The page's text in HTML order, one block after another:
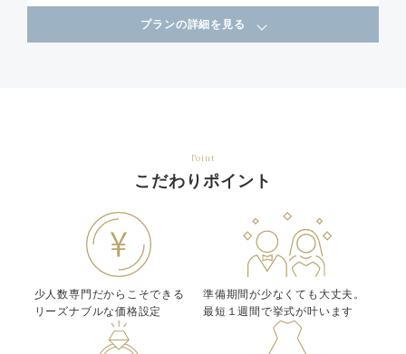
プランの詳細を見る
Point
こだわりポイント
少人数専門だからこそできる
リーズナブルな価格設定
準備期間が少なくても大丈夫。
最短１週間で挙式が叶います